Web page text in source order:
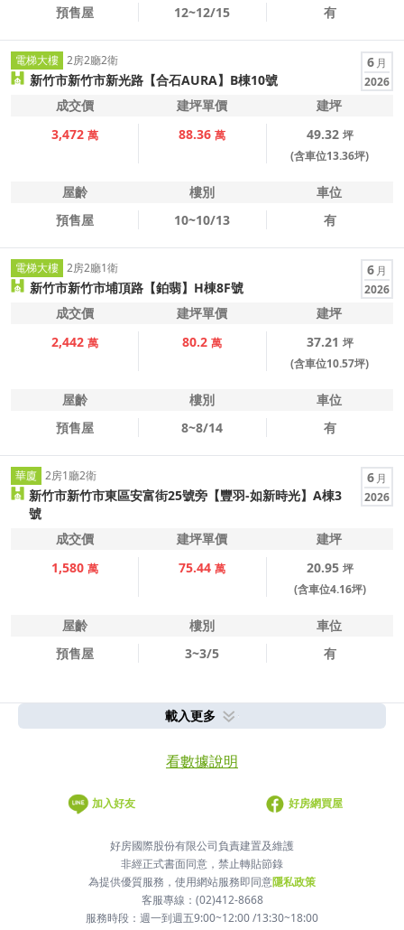
預售屋
12~12/15 有
電梯大樓 2房2廳2衛
新竹市新竹市新光路【合石AURA】B棟10號
6 月
2026
成交價 建坪單價
建坪
3,472 萬 88.36 萬 49.32 坪
(含車位13.36坪)
屋齡 樓別
車位
預售屋
10~10/13 有
電梯大樓 2房2廳1衛
新竹市新竹市埔頂路【鉑翡】H棟8F號
6 月
2026
成交價 建坪單價
建坪
2,442 萬 80.2 萬 37.21 坪
(含車位10.57坪)
屋齡 樓別
車位
預售屋
8~8/14 有
華廈 2房1廳2衛
新竹市新竹市東區安富街25號旁【豐羽-如新時光】A棟3
號
6 月
2026
成交價 建坪單價
建坪
1,580 萬 75.44 萬 20.95 坪
(含車位4.16坪)
屋齡 樓別
車位
預售屋
3~3/5 有
載入更多
看數據說明
加入好友 好房網買屋
好房國際股份有限公司負責建置及維護
非經正式書面同意，禁止轉貼節錄
為提供優質服務，使用網站服務即同意隱私政策
客服專線：(02)412-8668
服務時段：週一到週五9:00~12:00 /13:30~18:00